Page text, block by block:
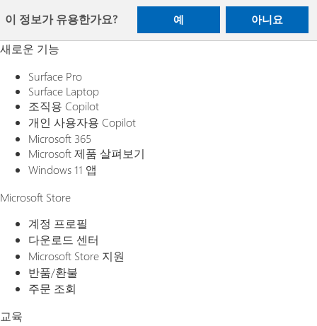
이 정보가 유용한가요? 예 아니요
새로운 기능
Surface Pro
Surface Laptop
조직용 Copilot
개인 사용자용 Copilot
Microsoft 365
Microsoft 제품 살펴보기
Windows 11 앱
Microsoft Store
계정 프로필
다운로드 센터
Microsoft Store 지원
반품/환불
주문 조회
교육